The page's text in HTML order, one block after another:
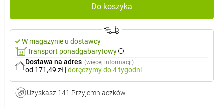
Do koszyka
W magazynie u dostawcy
Transport ponadgabarytowy
Dostawa na adres (więcej informacji)
od 171,49 zł |doręczymydo 4 tygodni
Uzyskasz 141 Przyjemniaczków